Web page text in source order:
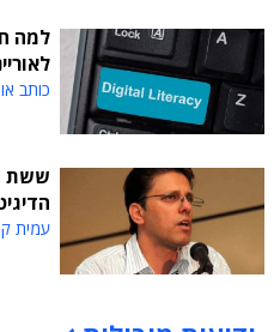
למה
כותב
ששת
עמית